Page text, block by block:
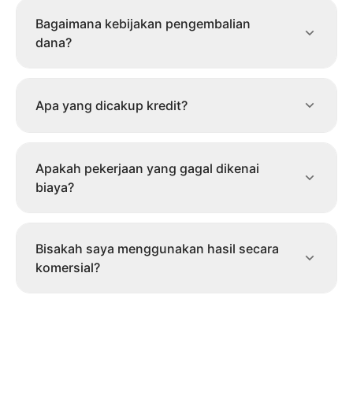
Bagaimana kebijakan pengembalian
dana?
Apa yang dicakup kredit?
Apakah pekerjaan yang gagal dikenai
biaya?
Bisakah saya menggunakan hasil secara
komersial?